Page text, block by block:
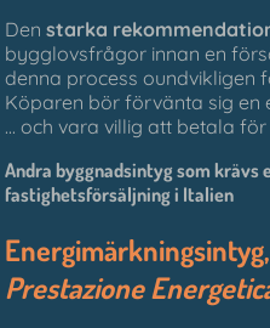
Denstarka
bygglovsfrågor innan en
denna process oundvikligen
Köparen bör förvänta sig
... och vara villig att betala
Andra byggnadsintyg som krävs
fastighetsförsäljning i Italien
Prestazione